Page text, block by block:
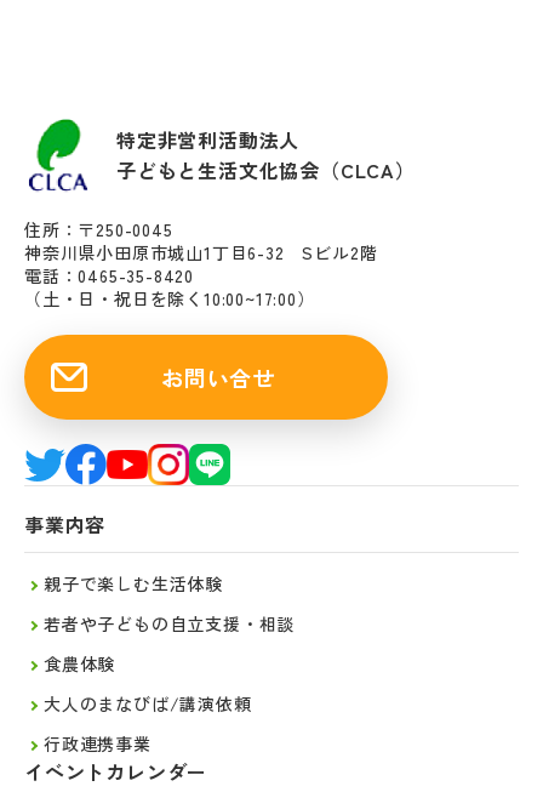
特定非営利活動法人
子どもと生活文化協会（CLCA）
住所：〒250-0045
神奈川県小田原市城山1丁目6-32 Sビル2階
電話：0465-35-8420
（土・日・祝日を除く10:00~17:00）
お問い合せ
事業内容
親子で楽しむ生活体験
若者や子どもの自立支援・相談
食農体験
大人のまなびば/講演依頼
行政連携事業
イベントカレンダー